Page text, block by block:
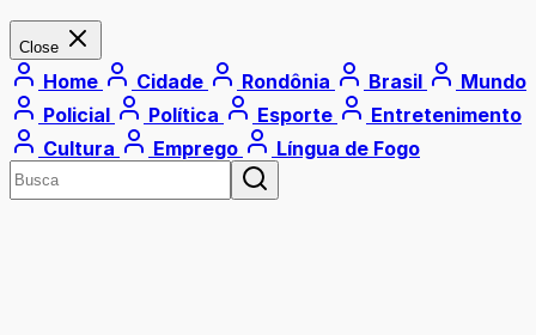
Close
Home Cidade Rondônia Brasil
Mundo
Policial
Política Esporte
Entretenimento
Cultura
Emprego Língua de Fogo